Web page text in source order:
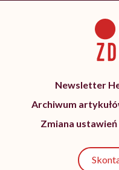
Newsletter
Archiwum
Zmiana